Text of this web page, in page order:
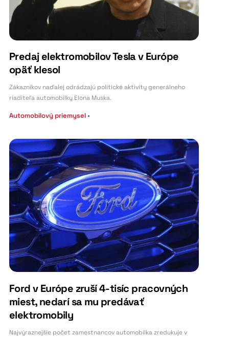
Predaj elektromobilov Tesla v Európe
opäť klesol
Zákazníkov naďalej odrádzajú politické aktivity generálneho
riaditeľa automobilky Elona Muska.
Automobilový priemysel•
Ford v Európe zruší 4-tisíc pracovných
miest, nedarí sa mu predávať
elektromobily
Najvýraznejšie počet zamestnancov automobilka zredukuje v